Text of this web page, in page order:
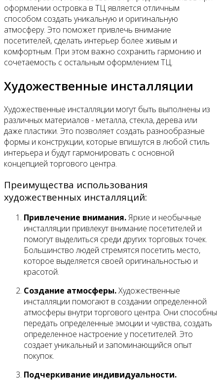
оформлении островка в ТЦ является отличным
способом создать уникальную и оригинальную
атмосферу. Это поможет привлечь внимание
посетителей, сделать интерьер более живым и
комфортным. При этом важно сохранить гармонию и
сочетаемость с остальным оформлением ТЦ.
Художественные инсталляции
Художественные инсталляции могут быть выполнены из
различных материалов - металла, стекла, дерева или
даже пластики. Это позволяет создать разнообразные
формы и конструкции, которые впишутся в любой стиль
интерьера и будут гармонировать с основной
концепцией торгового центра.
Преимущества использования
художественных инсталляций:
Привлечение внимания.Яркие и необычные
инсталляции привлекут внимание посетителей и
помогут выделиться среди других торговых точек.
Большинство людей стремятся посетить место,
которое выделяется своей оригинальностью и
красотой.
Создание атмосферы.Художественные
инсталляции помогают в создании определенной
атмосферы внутри торгового центра. Они способны
передать определенные эмоции и чувства, создать
определенное настроение у посетителей. Это
создает уникальный и запоминающийся опыт
покупок.
Подчеркивание индивидуальности.